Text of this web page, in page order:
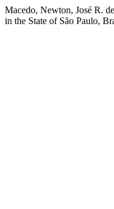
Macedo, Newton, José R.
in the State of São Paulo,